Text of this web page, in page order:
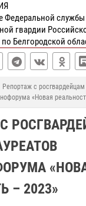
Федеральной
гвардии
Белгородской
Репортаж с
«Новая
– 2023»